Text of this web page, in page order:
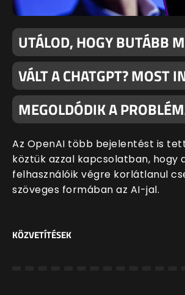
UTÁLOD, HOGY BUTÁBB
VÁLT A CHATGPT? MOST
MEGOLDÓDIK A
Az OpenAI több bejelentést is
köztük azzal kapcsolatban, hogy
felhasználóik végre korlátlanul
szöveges formában az AI-jal.
KÖZVETÍTÉSEK